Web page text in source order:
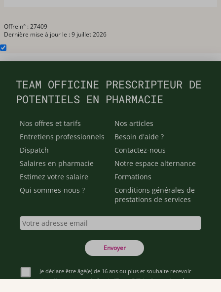
Offre n° : 27409
Dernière mise à jour le : 9 juillet 2026
TEAM OFFICINE PRESCRIPTEUR DE
POTENTIELS EN PHARMACIE
Nos offres et tarifs
Entretiens professionnels
Dispatch
Salaires en pharmacie
Estimez votre salaire
Qui sommes-nous ?
Nos articles
Besoin d'aide ?
Contactez-nous
Notre espace alternance
Formations
Conditions générales de
prestations de services
Envoyer
Je déclare être âgé(e) de 16 ans ou plus et souhaite recevoir
des offres personnalisées de "Team Officine", mes données